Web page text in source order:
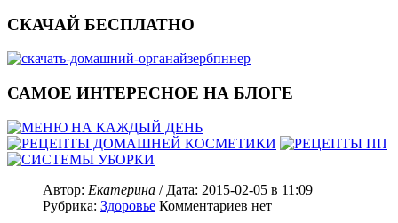
СКАЧАЙ БЕСПЛАТНО
САМОЕ ИНТЕРЕСНОЕ НА БЛОГЕ
Автор: Екатерина / Дата: 2015-02-05 в 11:09
Рубрика: Здоровье Комментариев нет